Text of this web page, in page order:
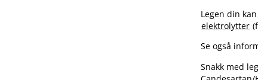
Legen din
elektrolytter
Se også
Snakk med